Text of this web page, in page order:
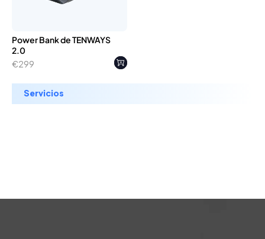
Power Bank de TENWAYS
2.0
Precio
regular
€299
Servicios